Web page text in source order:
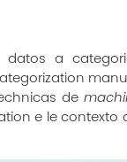
datos a
de
e le contexto